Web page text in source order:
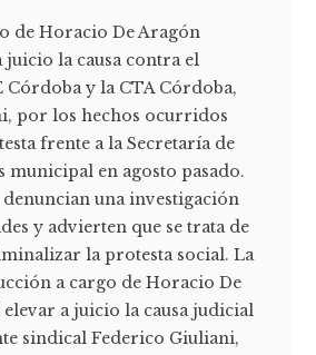
de Horacio De Aragón
la causa contra el
Córdoba y la CTA Córdoba,
por los hechos ocurridos
frente a la Secretaría de
municipal en agosto pasado.
una investigación
y advierten que se trata de
la protesta social. La
a cargo de Horacio De
a juicio la causa judicial
sindical Federico Giuliani,